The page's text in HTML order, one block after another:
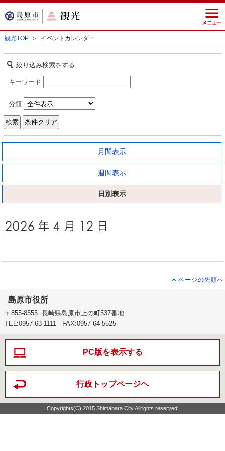
観光TOP ＞ イベントカレンダー
絞り込み検索をする
キーワード
分類
月間表示
週間表示
日別表示
ページの先頭へ
島原市役所
〒855-8555 長崎県島原市上の町537番地
TEL:0957-63-1111 FAX:0957-64-5525
PC版を表示する
行政トップページヘ
Copyrights(C) 2015 Shimabara City Allrights reserved.